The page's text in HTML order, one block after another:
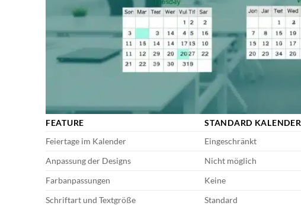
FEATURE STANDARD KALENDER
Feiertage im Kalender
Eingeschränkt
Anpassung der Designs
Nicht möglich
Farbanpassungen
Keine
Schriftart und Textgröße
Standard